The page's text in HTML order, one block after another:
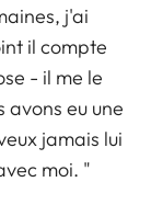
j'ai
il compte
- il me le
avons eu une
jamais lui
moi. "